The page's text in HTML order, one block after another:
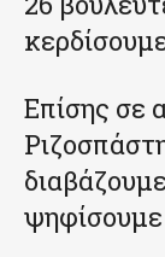
Επίσης σε